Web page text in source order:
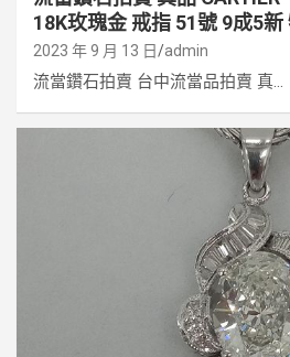
18K玫瑰金 戒指 51號 9成5新
2023 年 9 月 13 日 admin
流當鑽石拍賣 台中流當品拍賣 真...